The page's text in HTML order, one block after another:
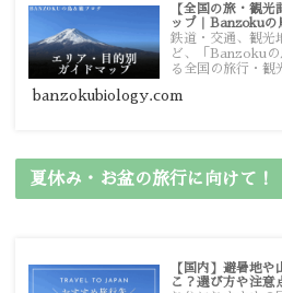
【全国の旅・観
ップ｜Banzokuの
鉄道・交通、観光
ど、「Banzokuの
る全国の旅行・観
ガイドマップから
banzokubiology.com
夏休み・お盆の旅行に向けて！
【国内】避暑地
こ？選び方や注意